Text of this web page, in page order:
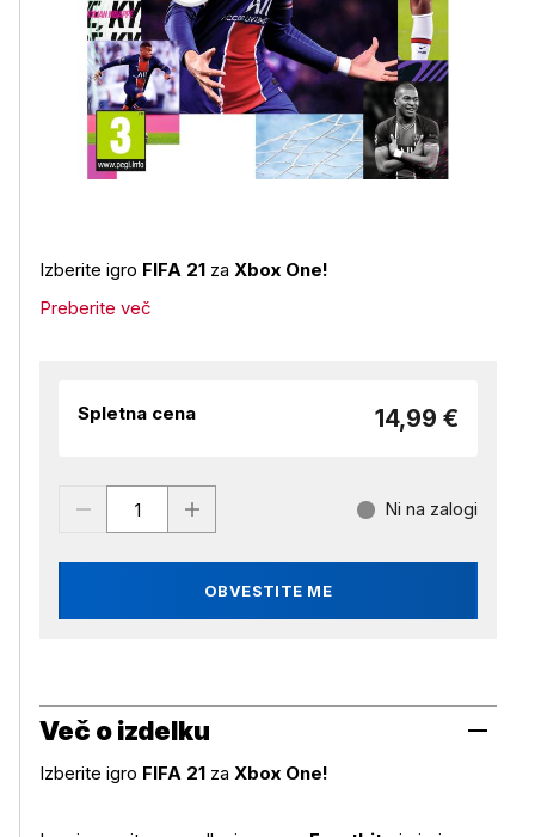
Izberite igro FIFA 21 za Xbox One!
Preberite več
Spletna cena 14,99 €
OBVESTITE ME
Ni na zalogi
Več o izdelku
Izberite igro FIFA 21 za Xbox One!